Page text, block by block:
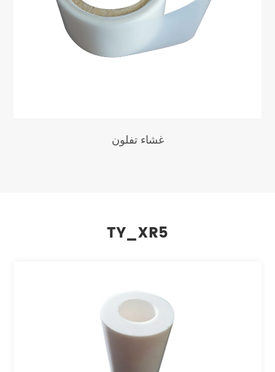
غشاء تفلون
TY_XR5